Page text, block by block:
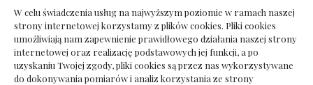
W celu świadczenia usług na najwyższym poziomie w ramach naszej
strony internetowej korzystamy z plików cookies. Pliki cookies
umożliwiają nam zapewnienie prawidłowego działania naszej strony
internetowej oraz realizację podstawowych jej funkcji, a po
uzyskaniu Twojej zgody, pliki cookies są przez nas wykorzystywane
do dokonywania pomiarów i analiz korzystania ze strony
Deska podłogowa do salonu: jak wybrać bez
pośpiechu